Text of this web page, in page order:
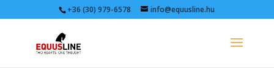
+36 (30) 979-6578 info@equusline.hu